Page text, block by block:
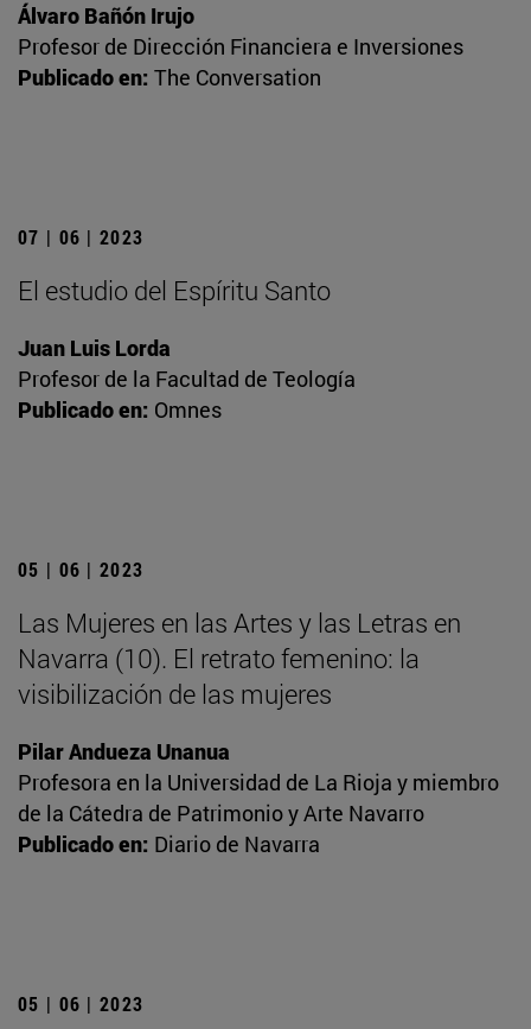
Álvaro Bañón Irujo
Profesor de Dirección Financiera e Inversiones
Publicado en: The Conversation
07 | 06 | 2023
El estudio del Espíritu Santo
Juan Luis Lorda
Profesor de la Facultad de Teología
Publicado en: Omnes
05 | 06 | 2023
Las Mujeres en las Artes y las Letras en
Navarra (10). El retrato femenino: la
visibilización de las mujeres
Pilar Andueza Unanua
Profesora en la Universidad de La Rioja y miembro
de la Cátedra de Patrimonio y Arte Navarro
Publicado en: Diario de Navarra
05 | 06 | 2023